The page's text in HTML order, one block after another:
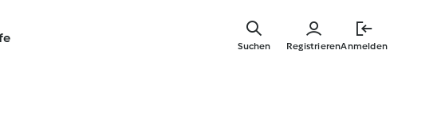
RegistrierenAnmelden
Suchen